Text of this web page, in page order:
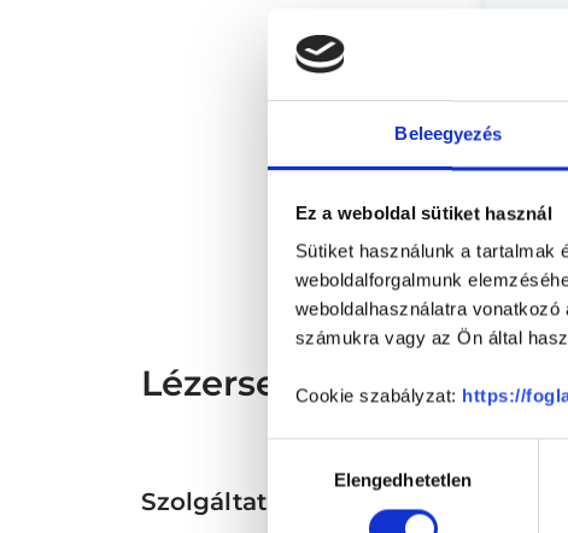
Beleegyezés
Ez a weboldal sütiket használ
Sütiket használunk a tartalmak
weboldalforgalmunk
weboldalhasználatra
számukra vagy az Ön által
Cookie szabályzat: https://
kiválasztásaElengedhetetlen
*
és
Lézersebész -
Szolgáltatások